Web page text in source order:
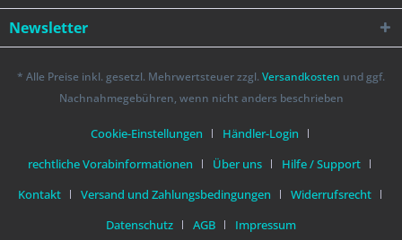
Newsletter
* Alle Preise inkl. gesetzl. Mehrwertsteuer zzgl. Versandkosten und ggf.
Nachnahmegebühren, wenn nicht anders beschrieben
Cookie-Einstellungen
Händler-Login
rechtliche Vorabinformationen
Über uns
Hilfe / Support
Kontakt
Versand und Zahlungsbedingungen
Widerrufsrecht
Datenschutz
AGB Impressum